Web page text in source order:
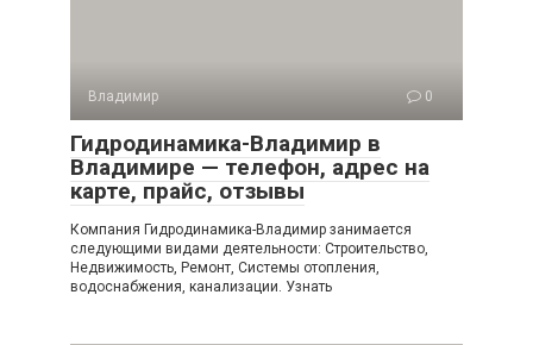
Владимир 0
Гидродинамика-Владимир в
Владимире — телефон, адрес на
карте, прайс, отзывы
Компания Гидродинамика-Владимир занимается
следующими видами деятельности: Строительство,
Недвижимость, Ремонт, Системы отопления,
водоснабжения, канализации. Узнать